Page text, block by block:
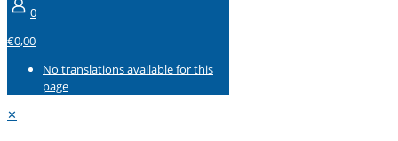
0
€0,00
No translations available for this
page
✕